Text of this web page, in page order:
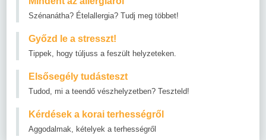
Szénanátha? Ételallergia? Tudj meg többet!
Győzd le a stresszt!
Tippek, hogy túljuss a feszült helyzeteken.
Elsősegély tudásteszt
Tudod, mi a teendő vészhelyzetben? Teszteld!
Kérdések a korai terhességről
Aggodalmak, kételyek a terhességről